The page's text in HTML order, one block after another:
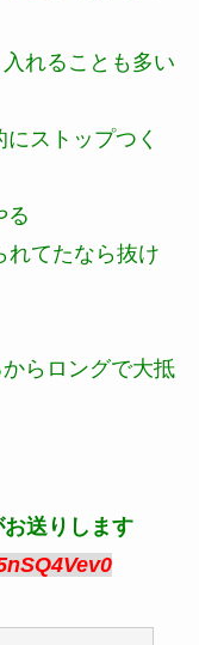
れることも多い
ストップつく
る
れてたなら抜け
らロングで大抵
送りします